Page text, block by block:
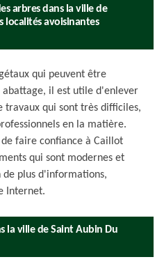
arbres dans la ville de
localités avoisinantes
qui peuvent être
il est utile d'enlever
travaux qui sont très difficiles,
en la matière.
faire confiance à Caillot
qui sont modernes et
de plus d'informations,
Internet.
la ville de Saint Aubin Du